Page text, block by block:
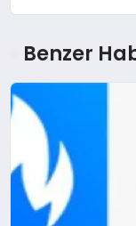
Benzer